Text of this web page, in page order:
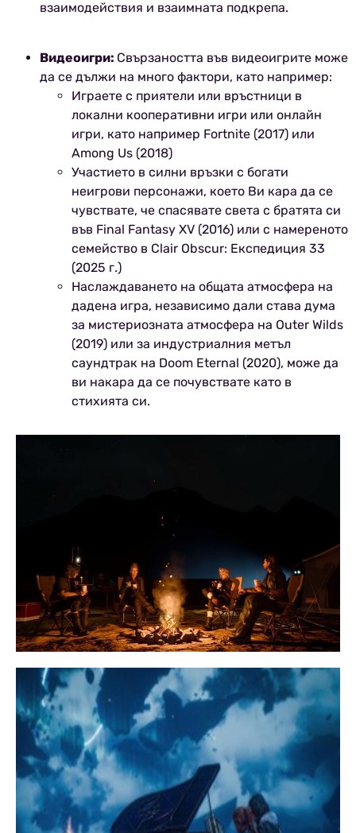
взаимодействия и взаимната подкрепа.
Видеоигри: Свързаността във видеоигрите може
да се дължи на много фактори, като например:
Играете с приятели или връстници в
локални кооперативни игри или онлайн
игри, като например Fortnite (2017) или
Among Us (2018)
Участието в силни връзки с богати
неигрови персонажи, което Ви кара да се
чувствате, че спасявате света с братята си
във Final Fantasy XV (2016) или с намереното
семейство в Clair Obscur: Експедиция 33
(2025 г.)
Наслаждаването на общата атмосфера на
дадена игра, независимо дали става дума
за мистериозната атмосфера на Outer Wilds
(2019) или за индустриалния метъл
саундтрак на Doom Eternal (2020), може да
ви накара да се почувствате като в
стихията си.